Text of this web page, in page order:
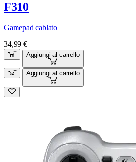
F310
Gamepad cablato
34,99 €
Aggiungi al carrello
Aggiungi al carrello